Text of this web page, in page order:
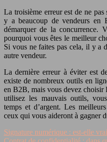
La troisième erreur est de ne
y a beaucoup de vendeurs en
démarquer de la concurrence.
pourquoi vous êtes le meilleur
Si vous ne faites pas cela, il y a
autre vendeur.
La dernière erreur à éviter est
existe de nombreux outils en
en B2B, mais vous devez choisir
utilisez les mauvais outils,
temps et d’argent. Les
ceux qui vous aideront à gagner
Signature numérique : est-elle